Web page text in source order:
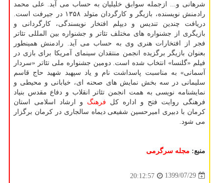
شرهانی و... ازجمله سوابق خلیلیان به حساب می آید. علی محمد
رادمنش نویسنده، بازیگر و کارگردان متولد ۱۳۵۸ در جیرفت است.
دریافت چندین تندیس و دیپلم افتخار نویسندگی، کارگردانی و
بازیگری از جشنواره های مختلف تئاتر و جشنواره بین المللی تئاتر
فجر از افتخارات هنری وی به حساب می آید. رادمنش همینطور
بعنوان بازیگر برگزیده انجمن منتقدان سینمای آمریکا برای بازی در
فیلم «گلنسا» انتخاب شده است. دومین جشنواره ملی تئاتر «سردار
آسمانی» به مناسبت پاسداشت نام و یاد سپهبد شهید حاج قاسم
سلیمانی در سه بخش نمایش های صحنه ای، خیابانی و محیطی و
نمایشنامه نویسی به همت انجمن تئاتر انقلاب و دفاع مقدس بنیاد
فرهنگی روایت فتح و اداره کل فرهنگ و ارشاد اسلامی استان
کرمان با دبیری امیرحسین شفیعی دیماه سالجاری در کرمان برگزار
می شود.
منبع: مجله سرگرمی
1399/07/29
20:12:57